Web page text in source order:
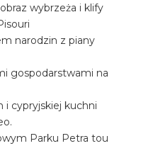
wybrzeża i klify
narodzin z piany
gospodarstwami na
i cypryjskiej kuchni
Parku Petra tou